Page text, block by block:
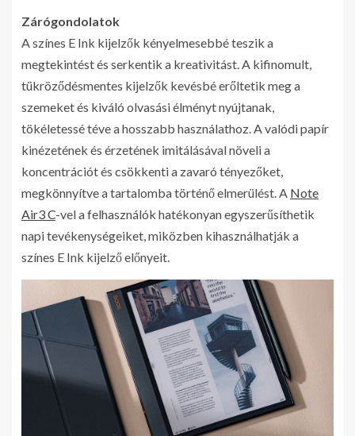
Zárógondolatok
A színes E Ink kijelzők kényelmesebbé teszik a
megtekintést és serkentik a kreativitást. A kifinomult,
tükröződésmentes kijelzők kevésbé erőltetik meg a
szemeket és kiváló olvasási élményt nyújtanak,
tökéletessé téve a hosszabb használathoz. A valódi papír
kinézetének és érzetének imitálásával növeli a
koncentrációt és csökkenti a zavaró tényezőket,
megkönnyítve a tartalomba történő elmerülést. A Note
Air3 C-vel a felhasználók hatékonyan egyszerűsíthetik
napi tevékenységeiket, miközben kihasználhatják a
színes E Ink kijelző előnyeit.